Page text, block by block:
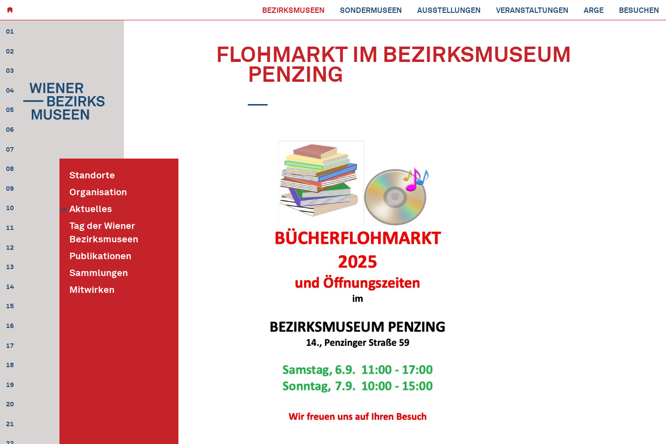
BEZIRKSMUSEEN SONDERMUSEEN AUSSTELLUNGEN VERANSTALTUNGEN ARGE BESUCHEN
01
02
03
04
05
06
07
08
09
10
11
12
13
14
15
16
17
18
19
20
21
Standorte
Organisation
Aktuelles
Tag der Wiener
Bezirksmuseen
Publikationen
Sammlungen
Mitwirken
FLOHMARKT IM BEZIRKSMUSEUM
PENZING